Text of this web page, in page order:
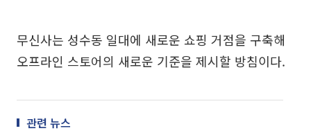
무신사는 성수동 일대에 새로운 쇼핑 거점을 구축해
오프라인 스토어의 새로운 기준을 제시할 방침이다.
관련 뉴스